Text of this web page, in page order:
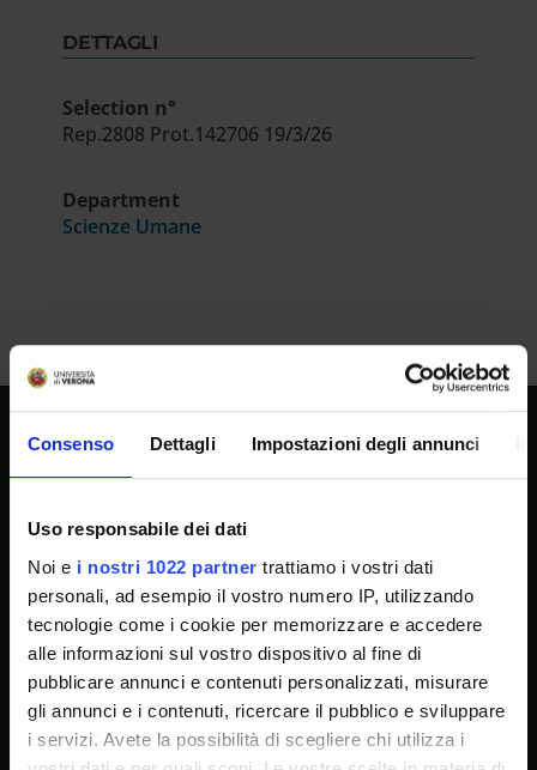
Consenso Dettagli Impostazioni degli annunci
Uso responsabile dei dati
Noi e i nostri 1022 partner trattiamo i vostri dati
personali, ad esempio il vostro numero IP, utilizzando
tecnologie come i cookie per memorizzare e accedere
alle informazioni sul vostro dispositivo al fine di
pubblicare annunci e contenuti personalizzati, misurare
gli annunci e i contenuti, ricercare il pubblico e sviluppare
i servizi. Avete la possibilità di scegliere chi utilizza i
DETTAGLI
Selection n°
Rep.2808 Prot.142706 19/3/26
Department
Scienze Umane
Official University Register
Job vacancies
Notifications
Terms and conditions